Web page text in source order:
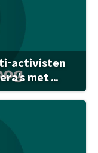
activisten
met ...